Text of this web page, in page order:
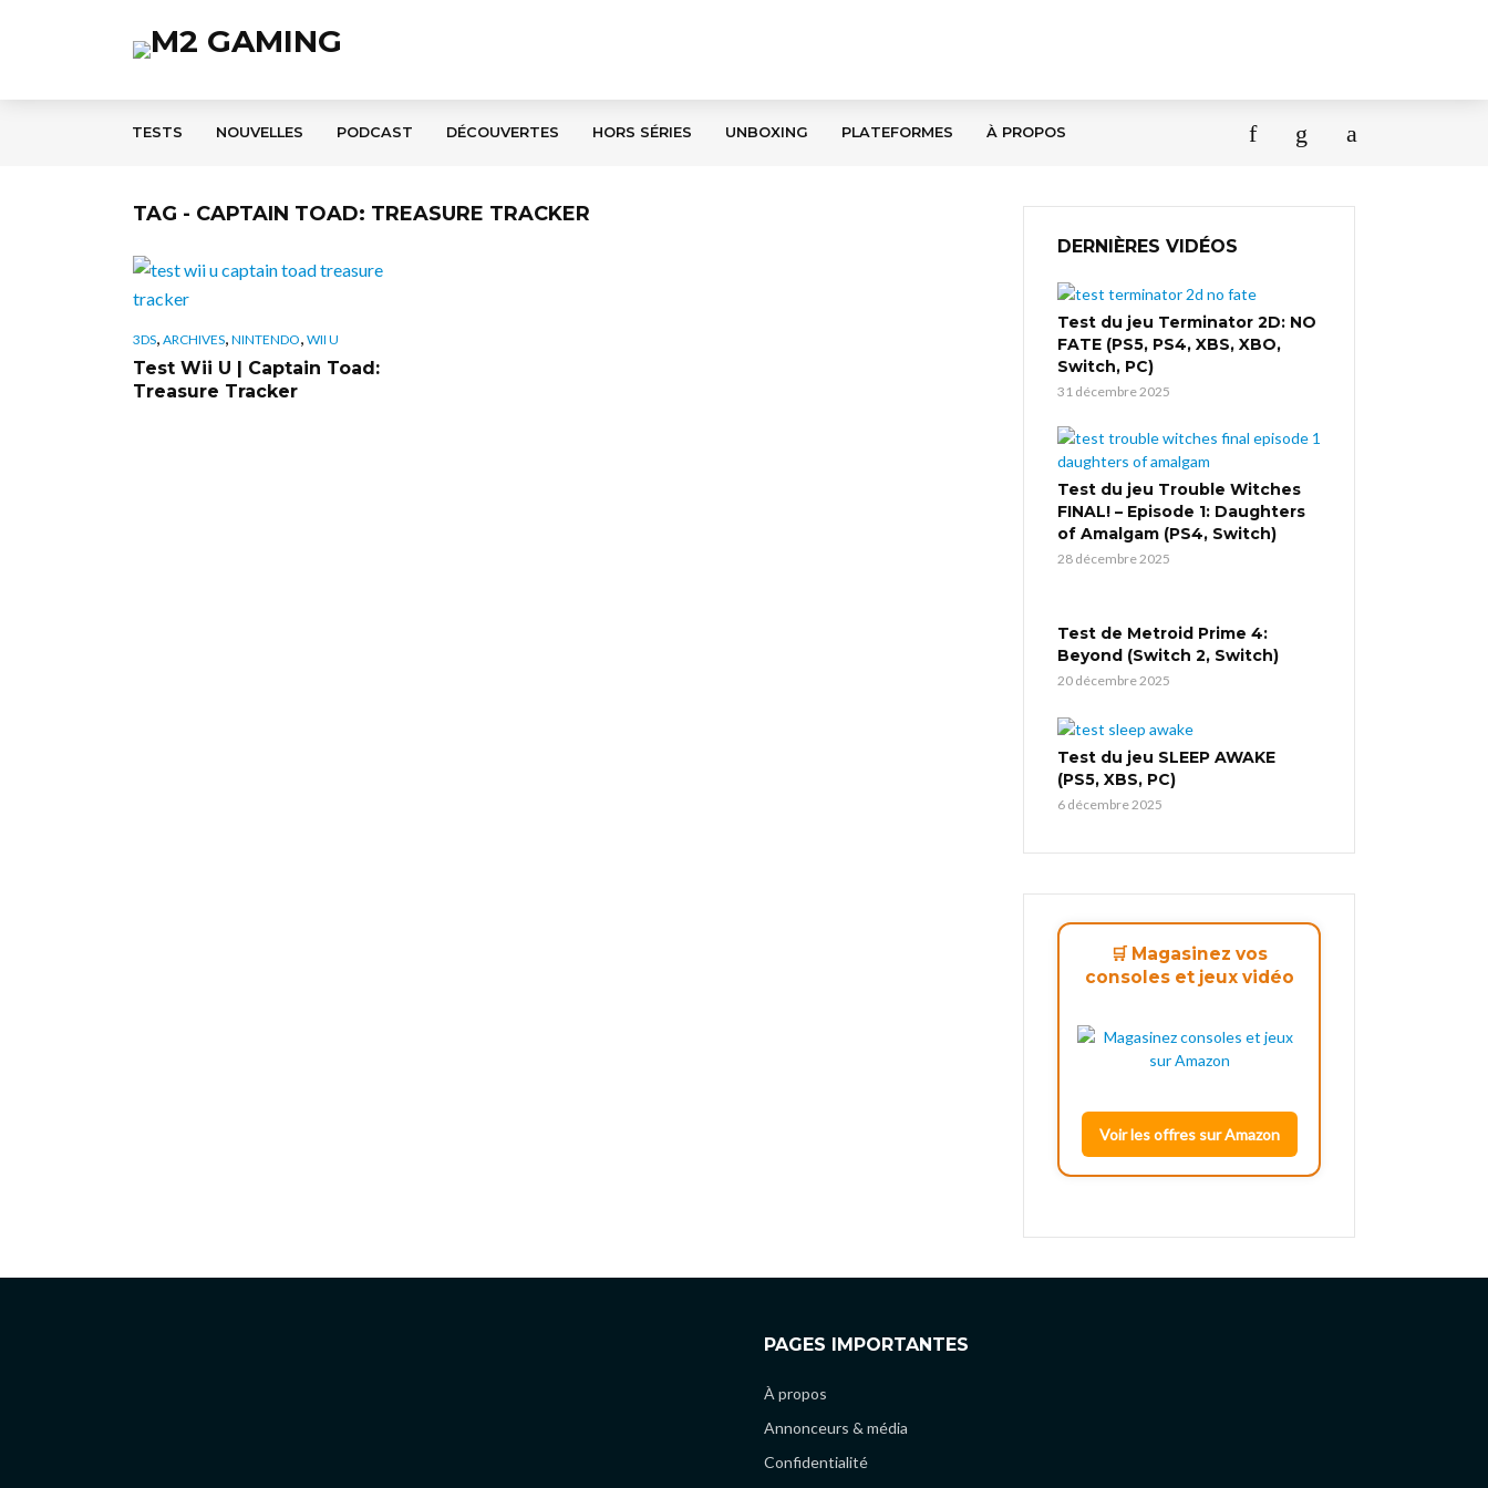
TESTS NOUVELLES PODCAST DÉCOUVERTES HORS SÉRIES UNBOXING PLATEFORMES À PROPOS
TAG - CAPTAIN TOAD: TREASURE TRACKER
3DS, ARCHIVES, NINTENDO, WII U
Test Wii U | Captain Toad:
Treasure Tracker
DERNIÈRES VIDÉOS
Test du jeu Terminator 2D: NO
FATE (PS5, PS4, XBS, XBO,
Switch, PC)
31 décembre 2025
Test du jeu Trouble Witches
FINAL! – Episode 1: Daughters
of Amalgam (PS4, Switch)
28 décembre 2025
Test de Metroid Prime 4:
Beyond (Switch 2, Switch)
20 décembre 2025
Test du jeu SLEEP AWAKE
(PS5, XBS, PC)
6 décembre 2025
🛒 Magasinez vos
consoles et jeux vidéo
Voir les offres sur Amazon
PAGES IMPORTANTES
À propos
Annonceurs & média
Confidentialité